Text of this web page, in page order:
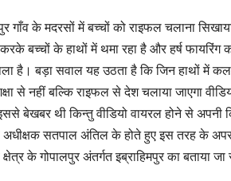
गाँव के मदरसों में बच्चों को राइफल चलाना
बच्चों के हाथों में थमा रहा है और हर्ष
है। बड़ा सवाल यह उठता है कि जिन हाथों में
से नहीं बल्कि राइफल से देश चलाया जाएगा
बेखबर थी किन्तु वीडियो वायरल होने से अपनी
सतपाल अंतिल के होते हुए इस तरह के
के गोपालपुर अंतर्गत इब्राहिमपुर का बताया जा